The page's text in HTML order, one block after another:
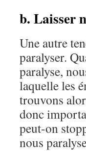
b. Laisser
Une autre
paralyser.
paralyse,
laquelle les
trouvons
donc
peut-on
nous